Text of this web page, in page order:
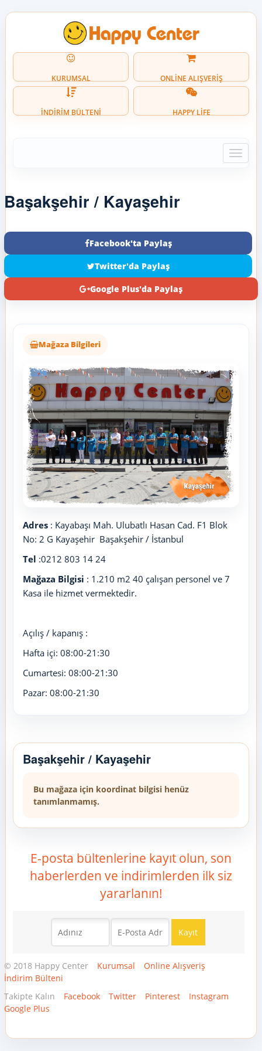
KURUMSAL ONLİNE ALIŞVERİŞ
İNDİRİM BÜLTENİ HAPPY LİFE
Toggle
Başakşehir / Kayaşehir
Facebook'ta Paylaş
Twitter'da Paylaş
Google Plus'da Paylaş
Mağaza Bilgileri
Adres : Kayabaşı Mah. Ulubatlı Hasan Cad. F1 Blok
No: 2 G Kayaşehir Başakşehir / İstanbul
Tel :0212 803 14 24
Mağaza Bilgisi : 1.210 m2 40 çalışan personel ve 7
Kasa ile hizmet vermektedir.
Açılış / kapanış :
Hafta içi: 08:00-21:30
Cumartesi: 08:00-21:30
Pazar: 08:00-21:30
Başakşehir / Kayaşehir
Bu mağaza için koordinat bilgisi henüz
tanımlanmamış.
E-posta bültenlerine kayıt olun, son
haberlerden ve indirimlerden ilk siz
yararlanın!
© 2018 Happy Center Kurumsal
Online Alışveriş
İndirim Bülteni
Takipte Kalın
Facebook Twitter Pinterest
Instagram
Google Plus